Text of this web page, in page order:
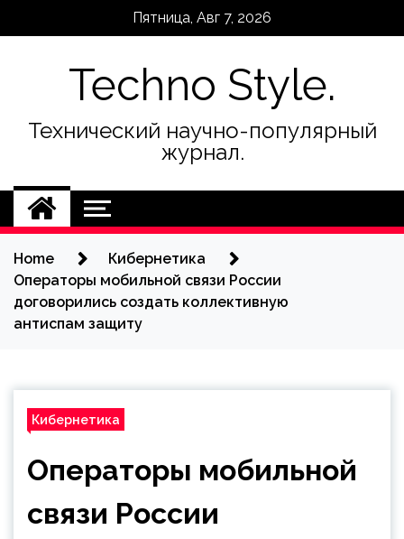
Пятница, Авг 7, 2026
Techno Style.
Технический научно-популярный
журнал.
Home
Кибернетика
Операторы мобильной связи России
договорились создать коллективную
антиспам защиту
Кибернетика
Операторы мобильной
связи России